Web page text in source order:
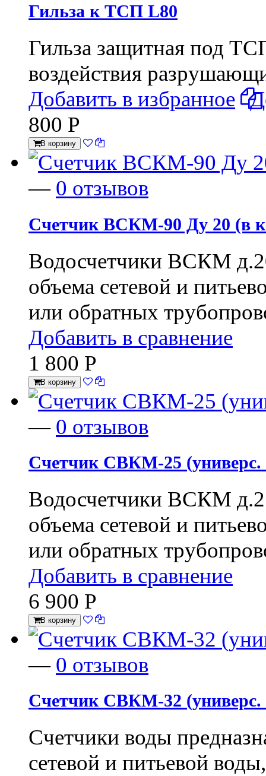
Гильза к ТСП L80
Гильза защитная под
воздействия
Добавить в избранное
800 Р
В корзину
— 0 отзывов
Счетчик ВСКМ-90 Ду 20 (в
Водосчетчики ВСКМ
объема сетевой и
или обратных
Добавить в сравнение
1 800 Р
В корзину
— 0 отзывов
Счетчик СВКМ-25 (универс.
Водосчетчики ВСКМ
объема сетевой и
или обратных
Добавить в сравнение
6 900 Р
В корзину
— 0 отзывов
Счетчик СВКМ-32 (универс.
Счетчики воды
сетевой и питьевой